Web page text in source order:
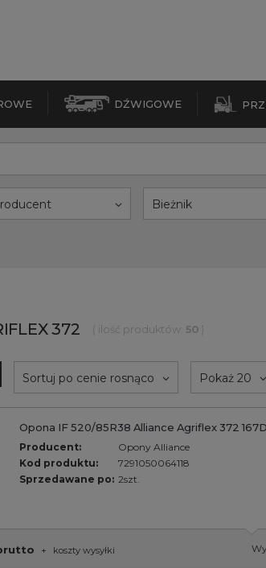
DŹWIGOWE
Bieżnik
372 ( ilość produktów: 50)
Sortuj po cenie rosnąco Pokaż 20
Opona IF 520/85R38 Alliance Agriflex 372
Producent:
Opony Alliance
Kod produktu:
7291050064118
Sprzedawane po: 2szt.
+ koszty wysyłki